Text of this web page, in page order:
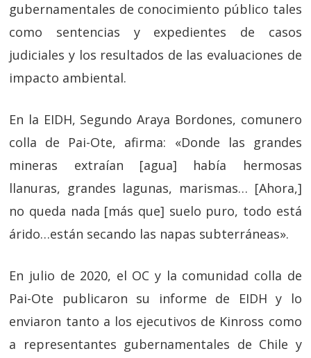
gubernamentales de conocimiento público tales
como sentencias y expedientes de casos
judiciales y los resultados de las evaluaciones de
impacto ambiental.
En la EIDH, Segundo Araya Bordones, comunero
colla de Pai-Ote, afirma: «Donde las grandes
mineras extraían [agua] había hermosas
llanuras, grandes lagunas, marismas… [Ahora,]
no queda nada [más que] suelo puro, todo está
árido…están secando las napas subterráneas».
En julio de 2020, el OC y la comunidad colla de
Pai-Ote publicaron su informe de EIDH y lo
enviaron tanto a los ejecutivos de Kinross como
a representantes gubernamentales de Chile y